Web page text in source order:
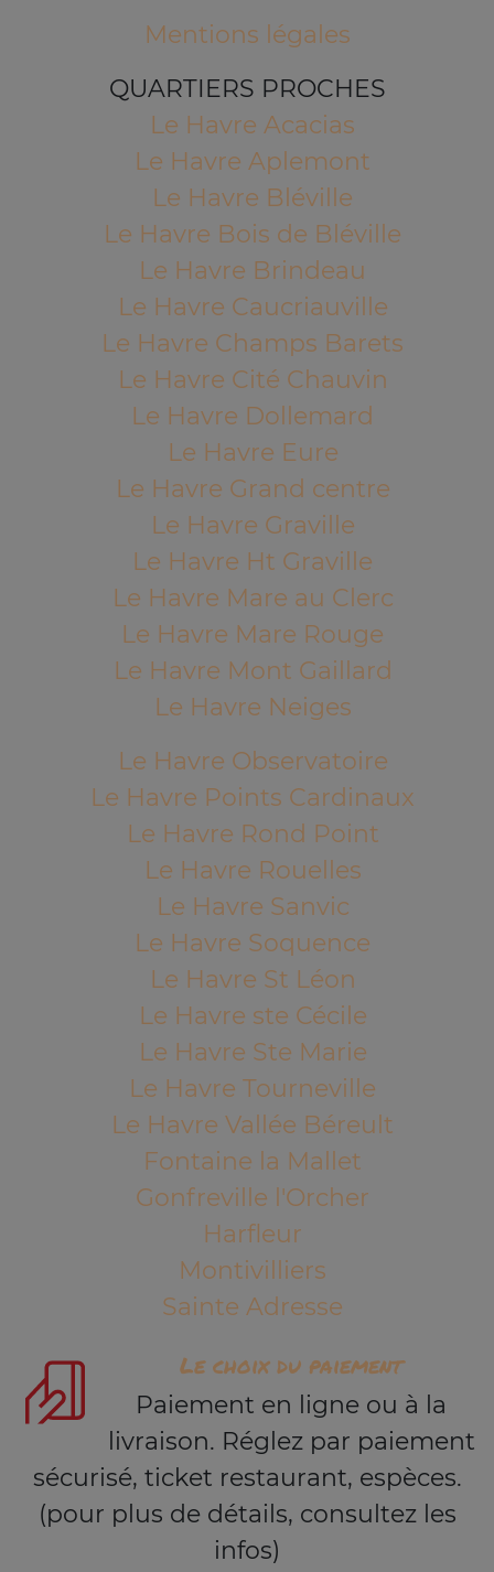
Mentions légales
QUARTIERS PROCHES
Le Havre Acacias
Le Havre Aplemont
Le Havre Bléville
Le Havre Bois de Bléville
Le Havre Brindeau
Le Havre Caucriauville
Le Havre Champs Barets
Le Havre Cité Chauvin
Le Havre Dollemard
Le Havre Eure
Le Havre Grand centre
Le Havre Graville
Le Havre Ht Graville
Le Havre Mare au Clerc
Le Havre Mare Rouge
Le Havre Mont Gaillard
Le Havre Neiges
Le Havre Observatoire
Le Havre Points Cardinaux
Le Havre Rond Point
Le Havre Rouelles
Le Havre Sanvic
Le Havre Soquence
Le Havre St Léon
Le Havre ste Cécile
Le Havre Ste Marie
Le Havre Tourneville
Le Havre Vallée Béreult
Fontaine la Mallet
Gonfreville l'Orcher
Harfleur
Montivilliers
Sainte Adresse
Le choix du paiement
Paiement en ligne ou à la
livraison. Réglez par paiement
sécurisé, ticket restaurant, espèces.
(pour plus de détails, consultez les
infos)